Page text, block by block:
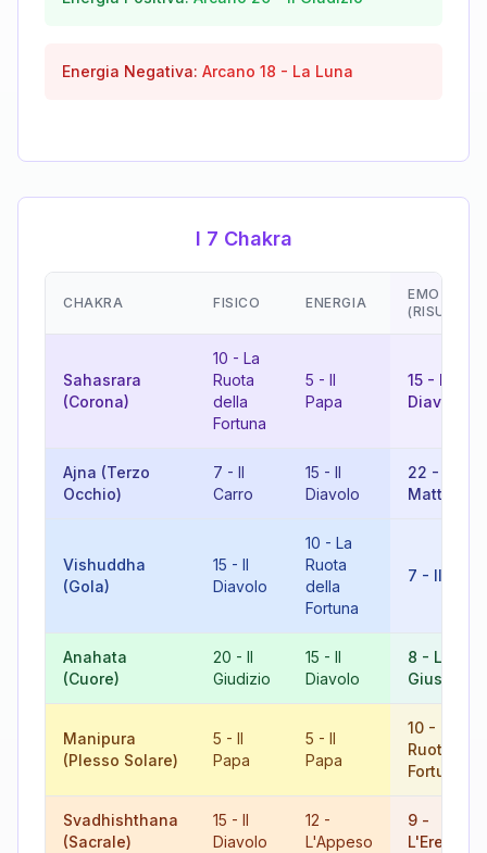
Energia Negativa: Arcano 18 - La Luna
I 7 Chakra
CHAKRA FISICO ENERGIA
EMOZIONI
Sahasrara
(Corona)
10 - La
Ruota
della
Fortuna
5 - Il
Papa
15 - Il
Diavolo
Ajna (Terzo
Occhio)
7 - Il
Carro
15 - Il
Diavolo
22 -
Matto
Vishuddha
(Gola)
15 - Il
Diavolo
10 - La
Ruota
della
Fortuna
7 - Il Carro
Anahata
(Cuore)
20 - Il
Giudizio
15 - Il
Diavolo
8 - La
Giustizia
Manipura
(Plesso Solare)
5 - Il
Papa
5 - Il
Papa
10 -
Ruota
Fortuna
Svadhishthana
(Sacrale)
15 - Il
Diavolo
12 -
L'Appeso
9 -
L'Eremita